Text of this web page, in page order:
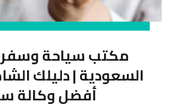
مكتب سياحة وسفر
السعودية | دليلك
أفضل وكالة